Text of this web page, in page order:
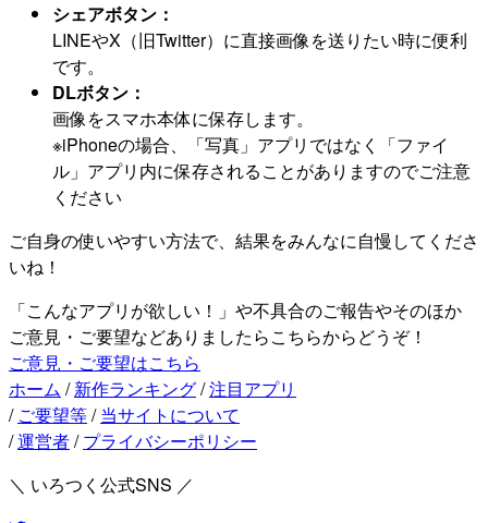
シェアボタン：
LINEやX（旧Twitter）に直接画像を送りたい時に便利
です。
DLボタン：
画像をスマホ本体に保存します。
※iPhoneの場合、「写真」アプリではなく「ファイ
ル」アプリ内に保存されることがありますのでご注意
ください
ご自身の使いやすい方法で、結果をみんなに自慢してくださ
いね！
「こんなアプリが欲しい！」や不具合のご報告やそのほか
ご意見・ご要望などありましたらこちらからどうぞ！
ご意見・ご要望はこちら
ホーム / 新作ランキング/注目アプリ
/ ご要望等/ 当サイトについて
/運営者/ プライバシーポリシー
＼ いろつく公式SNS ／